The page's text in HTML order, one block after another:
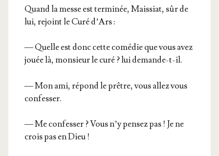
Quand la messe est ter­mi­née, Mais­siat, sûr de
lui, rejoint le Curé d’Ars :
— Quelle est donc cette comé­die que vous avez
jouée là, mon­sieur le curé ? lui demande-t-il.
— Mon ami, répond le prêtre, vous allez vous
confesser.
— Me confes­ser ? Vous n’y pen­sez pas ! Je ne
crois pas en Dieu !